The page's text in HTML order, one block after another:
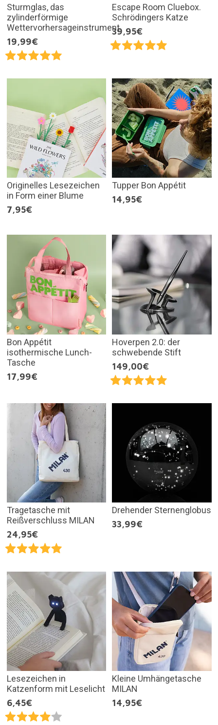
Sturmglas, das
zylinderförmige
Wettervorhersageinstrument
19,99€
Escape Room Cluebox.
Schrödingers Katze
39,95€
Originelles Lesezeichen
in Form einer Blume
7,95€
Tupper Bon Appétit
14,95€
Bon Appétit
isothermische Lunch-
Tasche
17,99€
Hoverpen 2.0: der
schwebende Stift
149,00€
Tragetasche mit
Reißverschluss MILAN
24,95€
Drehender Sternenglobus
33,99€
Lesezeichen in
Katzenform mit Leselicht
6,45€
Kleine Umhängetasche
MILAN
14,95€